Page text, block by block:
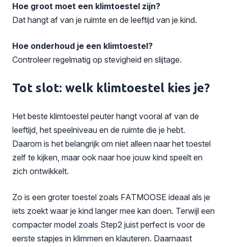
Hoe groot moet een klimtoestel zijn?
Dat hangt af van je ruimte en de leeftijd van je kind.
Hoe onderhoud je een klimtoestel?
Controleer regelmatig op stevigheid en slijtage.
Tot slot: welk klimtoestel kies je?
Het beste klimtoestel peuter hangt vooral af van de
leeftijd, het speelniveau en de ruimte die je hebt.
Daarom is het belangrijk om niet alleen naar het toestel
zelf te kijken, maar ook naar hoe jouw kind speelt en
zich ontwikkelt.
Zo is een groter toestel zoals FATMOOSE ideaal als je
iets zoekt waar je kind langer mee kan doen. Terwijl een
compacter model zoals Step2 juist perfect is voor de
eerste stapjes in klimmen en klauteren. Daarnaast